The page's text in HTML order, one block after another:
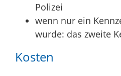
Polizei
wenn nur ein
wurde: das zweite
Kosten